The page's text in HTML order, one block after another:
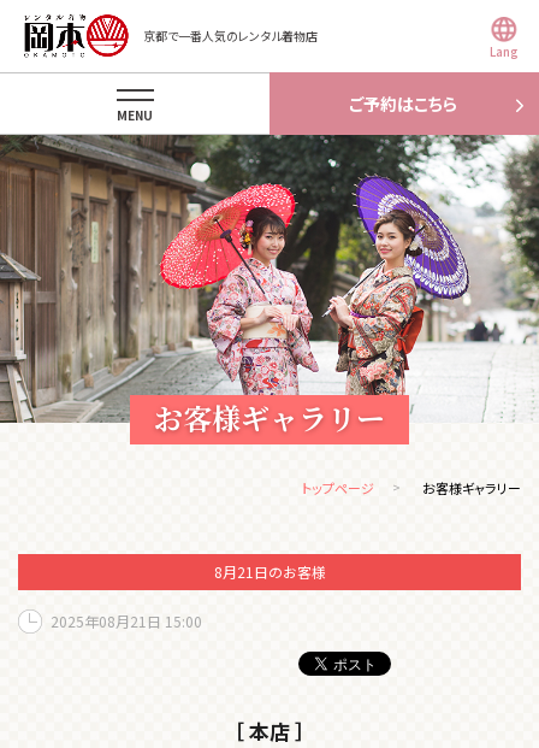
京都で一番人気のレンタル着物店
Lang
ご予約はこちら
MENU
お客様ギャラリー
トップページ お客様ギャラリー
8月21日のお客様
2025年08月21日 15:00
［ 本店 ］